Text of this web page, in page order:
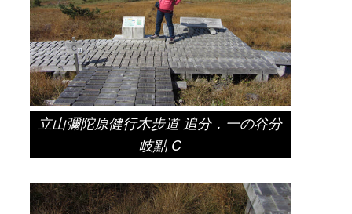
立山彌陀原健行木步道 追分．一の谷分
岐點 C